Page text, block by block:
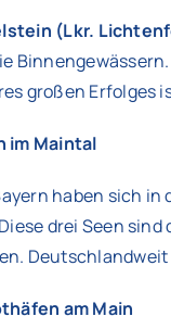
(Lkr.
großen Erfolges
im Maintal
haben sich
drei Seen
am Main